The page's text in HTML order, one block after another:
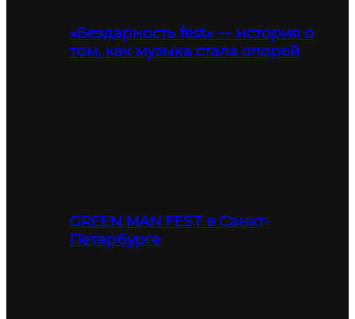
«Бездарность fest» — история о
том, как музыка стала опорой
GREEN MAN FEST в Санкт-
Петербурге